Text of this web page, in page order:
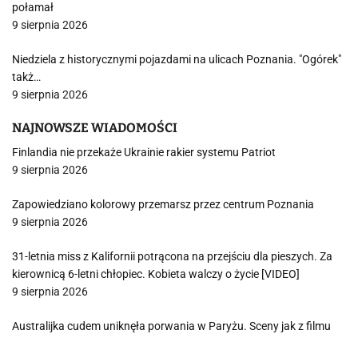
połamał
9 sierpnia 2026
Niedziela z historycznymi pojazdami na ulicach Poznania. "Ogórek"
takż…
9 sierpnia 2026
NAJNOWSZE WIADOMOŚCI
Finlandia nie przekaże Ukrainie rakier systemu Patriot
9 sierpnia 2026
Zapowiedziano kolorowy przemarsz przez centrum Poznania
9 sierpnia 2026
31-letnia miss z Kalifornii potrącona na przejściu dla pieszych. Za
kierownicą 6-letni chłopiec. Kobieta walczy o życie [VIDEO]
9 sierpnia 2026
Australijka cudem uniknęła porwania w Paryżu. Sceny jak z filmu